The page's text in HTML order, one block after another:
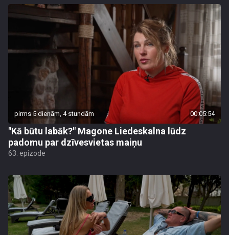
pirms 5 dienām, 4 stundām 00:05:54
"Kā būtu labāk?" Magone Liedeskalna lūdz
padomu par dzīvesvietas maiņu
63. epizode